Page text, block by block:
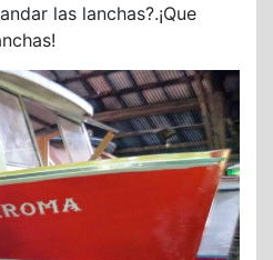
las lanchas?.¡Que